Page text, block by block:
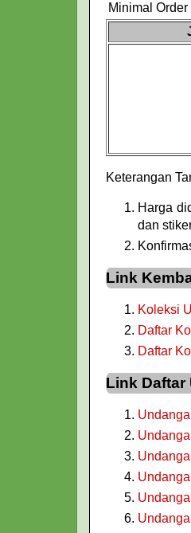
Minimal Order
Keterangan
Harga
dan
Link
Koleksi
Daftar
Daftar
Link Daftar